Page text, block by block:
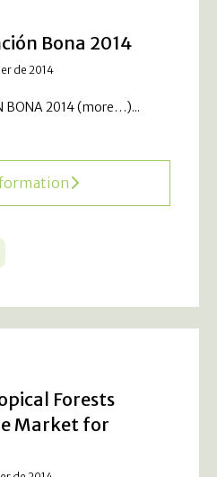
Bona 2014
de 2014
BONA 2014 (more…)...
Forests
Market for